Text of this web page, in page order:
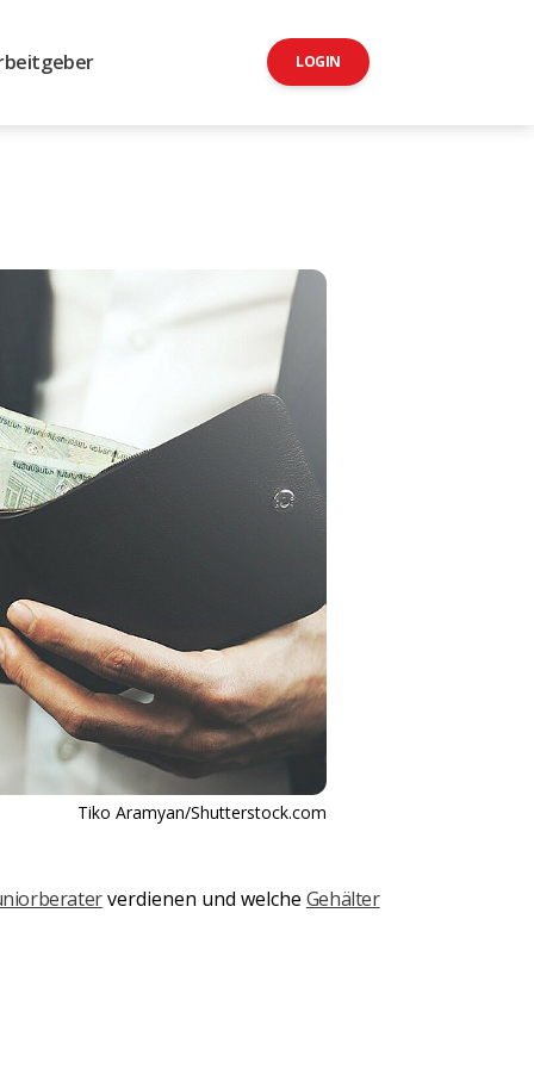
LOGIN
Tiko Aramyan/Shutterstock.com
verdienen und welche Gehälter